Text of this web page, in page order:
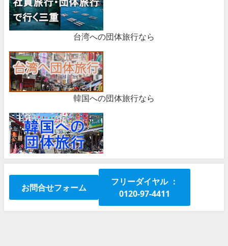
台湾への団体旅行なら
韓国への団体旅行なら
お問合せフォーム
フリーダイヤル ：
0120-97-4411